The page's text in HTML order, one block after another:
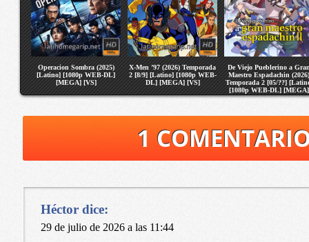
Operacion Sombra (2025)
[Latino] [1080p WEB-DL]
[MEGA] [VS]
X-Men ’97 (2026) Temporada
2 [8/9] [Latino] [1080p WEB-
DL] [MEGA] [VS]
De Viejo Pueblerino a
Maestro Espadachin (2026)
Temporada 2 [05/??]
[1080p WEB-DL] [MEGA]
[VS]
1
Héctor dice:
29 de julio de 2026 a las 11:44